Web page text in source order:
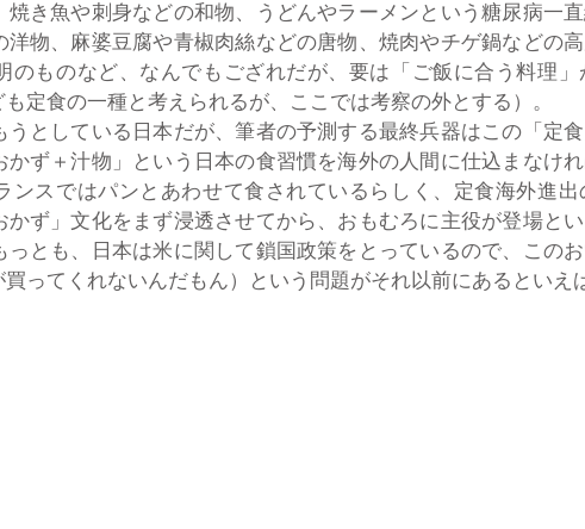
き魚や刺身などの和物、うどんやラーメンという糖尿病一
物、麻婆豆腐や青椒肉絲などの唐物、焼肉やチゲ鍋などの
のものなど、なんでもござれだが、要は「ご飯に合う料理
定食の一種と考えられるが、ここでは考察の外とする）。
としている日本だが、筆者の予測する最終兵器はこの「定
ず＋汁物」という日本の食習慣を海外の人間に仕込まなけ
ンスではパンとあわせて食されているらしく、定食海外進
ず」文化をまず浸透させてから、おもむろに主役が登場と
とも、日本は米に関して鎖国政策をとっているので、この
ってくれないんだもん）という問題がそれ以前にあるとい